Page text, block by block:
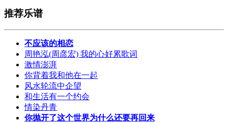
推荐乐谱
不应该的相恋
周艳泓(周彦宏) 我的心好累歌词
激情澎湃
你背着我和他在一起
风水轮流中企望
和生活有一个约会
情染丹青
你抛开了这个世界为什么还要再回来